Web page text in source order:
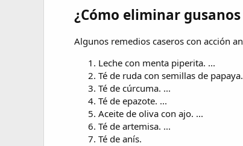
¿Cómo eliminar
Algunos remedios caseros con acción
Leche con menta piperita. ...
Té de ruda con semillas de
Té de cúrcuma. ...
Té de epazote. ...
Aceite de oliva con ajo. ...
Té de artemisa. ...
Té de anís.